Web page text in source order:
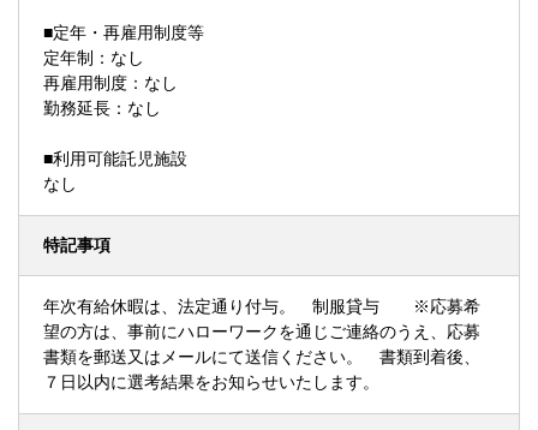
■定年・再雇用制度等
定年制：なし
再雇用制度：なし
勤務延長：なし
■利用可能託児施設
なし
特記事項
年次有給休暇は、法定通り付与。 制服貸与 ※応募希
望の方は、事前にハローワークを通じご連絡のうえ、応募
書類を郵送又はメールにて送信ください。 書類到着後、
７日以内に選考結果をお知らせいたします。